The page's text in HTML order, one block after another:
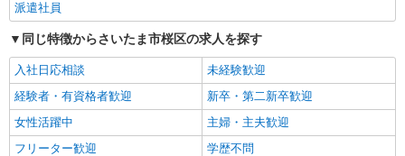
派遣社員
同じ特徴からさいたま市桜区の求人を探す
入社日応相談
未経験歓迎
経験者・有資格者歓迎
新卒・第二新卒歓迎
女性活躍中
主婦・主夫歓迎
フリーター歓迎
学歴不問